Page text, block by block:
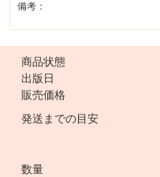
備考：
商品状態
出版日
販売価格
発送までの目安
数量